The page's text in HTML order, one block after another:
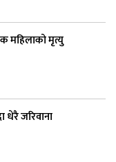
महिलाको मृत्यु
जरिवाना